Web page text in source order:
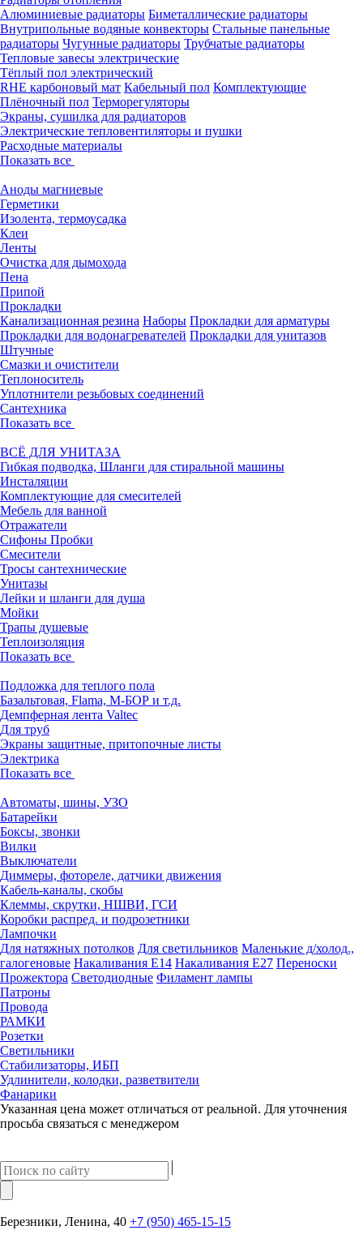
Алюминиевые радиаторы Биметаллические радиаторы
Внутрипольные водяные конвекторы Стальные панельные
радиаторы Чугунные радиаторы Трубчатые радиаторы
Тепловые завесы электрические
Тёплый пол электрический
RHE карбоновый мат Кабельный пол Комплектующие
Плёночный пол Терморегуляторы
Экраны, сушилка для радиаторов
Электрические тепловентиляторы и пушки
Расходные материалы
Показать все
Аноды магниевые
Герметики
Изолента, термоусадка
Клеи
Ленты
Очистка для дымохода
Пена
Припой
Прокладки
Канализационная резина Наборы Прокладки для арматуры
Прокладки для водонагревателей Прокладки для унитазов
Штучные
Смазки и очистители
Теплоноситель
Уплотнители резьбовых соединений
Сантехника
Показать все
ВСЁ ДЛЯ УНИТАЗА
Гибкая подводка, Шланги для стиральной машины
Инсталяции
Комплектующие для смесителей
Мебель для ванной
Отражатели
Сифоны Пробки
Смесители
Тросы сантехнические
Унитазы
Лейки и шланги для душа
Мойки
Трапы душевые
Теплоизоляция
Показать все
Подложка для теплого пола
Базальтовая, Flama, М-БОР и т.д.
Демпферная лента Valtec
Для труб
Экраны защитные, притопочные листы
Электрика
Показать все
Автоматы, шины, УЗО
Батарейки
Боксы, звонки
Вилки
Выключатели
Диммеры, фотореле, датчики движения
Кабель-каналы, скобы
Клеммы, скрутки, НШВИ, ГСИ
Коробки распред. и подрозетники
Лампочки
Для натяжных потолков Для светильников Маленькие д/холод.,
галогеновые Накаливания Е14 Накаливания Е27 Переноски
Прожектора Светодиодные Филамент лампы
Патроны
Провода
РАМКИ
Розетки
Светильники
Стабилизаторы, ИБП
Удлинители, колодки, разветвители
Фанарики
Указанная цена может отличаться от реальной. Для уточнения
просьба связаться с менеджером
Березники, Ленина, 40 +7 (950) 465-15-15